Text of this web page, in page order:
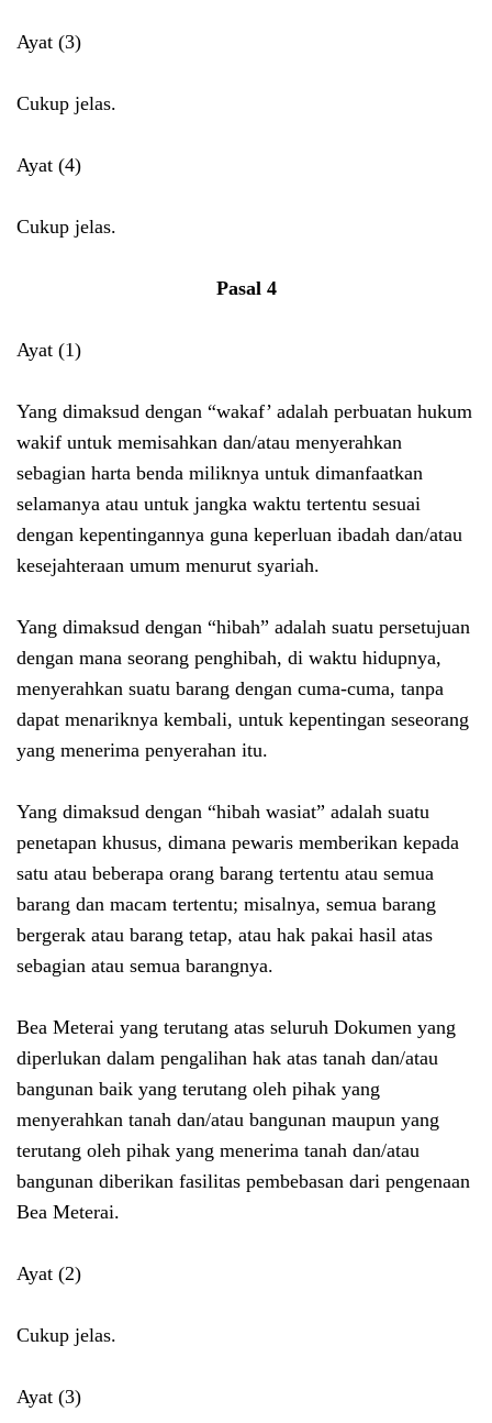
Ayat (3)
Cukup jelas.
Ayat (4)
Cukup jelas.
Pasal 4
Ayat (1)
Yang dimaksud dengan “wakaf’ adalah perbuatan hukum
wakif untuk memisahkan dan/atau menyerahkan
sebagian harta benda miliknya untuk dimanfaatkan
selamanya atau untuk jangka waktu tertentu sesuai
dengan kepentingannya guna keperluan ibadah dan/atau
kesejahteraan umum menurut syariah.
Yang dimaksud dengan “hibah” adalah suatu persetujuan
dengan mana seorang penghibah, di waktu hidupnya,
menyerahkan suatu barang dengan cuma-cuma, tanpa
dapat menariknya kembali, untuk kepentingan seseorang
yang menerima penyerahan itu.
Yang dimaksud dengan “hibah wasiat” adalah suatu
penetapan khusus, dimana pewaris memberikan kepada
satu atau beberapa orang barang tertentu atau semua
barang dan macam tertentu; misalnya, semua barang
bergerak atau barang tetap, atau hak pakai hasil atas
sebagian atau semua barangnya.
Bea Meterai yang terutang atas seluruh Dokumen yang
diperlukan dalam pengalihan hak atas tanah dan/atau
bangunan baik yang terutang oleh pihak yang
menyerahkan tanah dan/atau bangunan maupun yang
terutang oleh pihak yang menerima tanah dan/atau
bangunan diberikan fasilitas pembebasan dari pengenaan
Bea Meterai.
Ayat (2)
Cukup jelas.
Ayat (3)